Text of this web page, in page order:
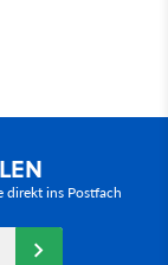
direkt ins Postfach